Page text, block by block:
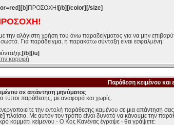
ΠΡΟΣΟΧΗ! [/b][/color][/size]
την αλόγιστη χρήση του άνω παραδείγματος για να μην
σωστά. Για παράδειγμα, η παρακάτω σύνταξη είναι εσφαλμένη:
[/b][/u]
κορυφή
Παράθεση κειμένου
σε απάντηση μηνύματος
τύποι παράθεσης, με αναφορά και χωρίς.
την εντολή παράθεσης κειμένου σε μια απάντηση
πλαίσιο. Με αυτόν τον τρόπο είναι δυνατό να κάνουμε την
κομμάτι κείμενου - Ο Κος Κανένας έγραψε - θα γράψετε: